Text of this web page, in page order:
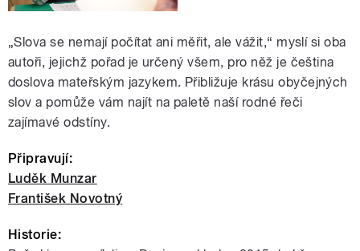
„Slova se nemají počítat ani měřit, ale vážit,“ myslí si oba
autoři, jejichž pořad je určený všem, pro něž je čeština
doslova mateřským jazykem. Přibližuje krásu obyčejných
slov a pomůže vám najít na paletě naší rodné řeči
zajímavé odstíny.
Připravují:
Luděk Munzar
František Novotný
Historie: